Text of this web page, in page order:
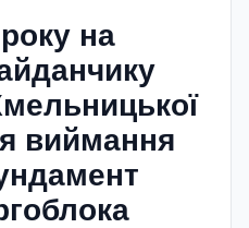
на
виймання